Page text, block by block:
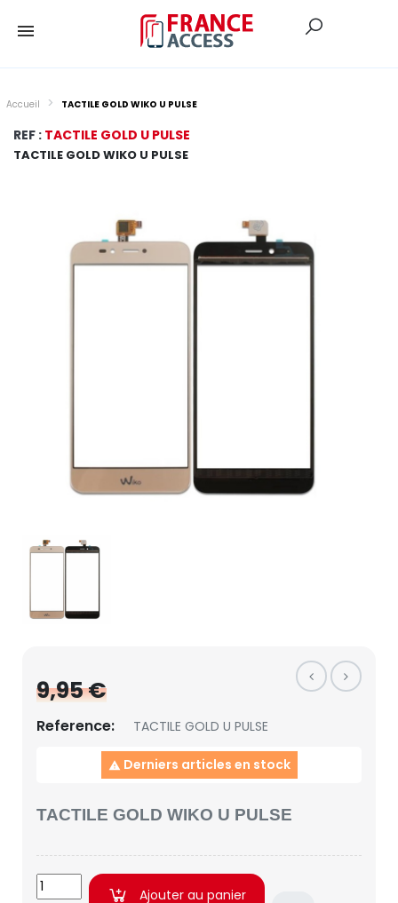
Accueil TACTILE GOLD WIKO U PULSE
REF : TACTILE GOLD U PULSE
TACTILE GOLD WIKO U PULSE
9,95 €
Reference: TACTILE GOLD U PULSE
 Derniers articles en stock
TACTILE GOLD WIKO U PULSE
Ajouter au panier